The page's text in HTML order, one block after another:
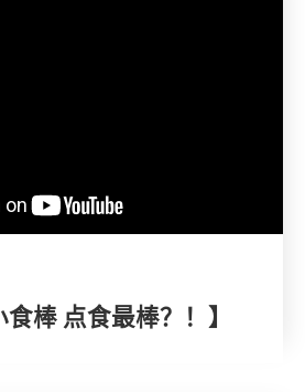
食棒 点食最棒？！】